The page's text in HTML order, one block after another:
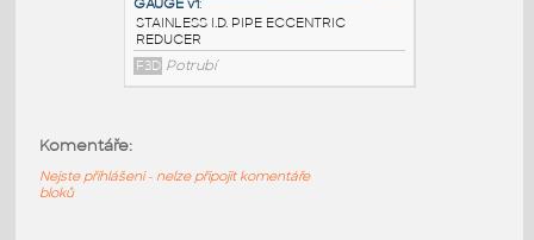
3@2 INCH I.D. ECCENTRIC REDUCER 14
F3D Potrubí
Komentáře:
Nejste přihlášeni - nelze připojit komentáře
bloků